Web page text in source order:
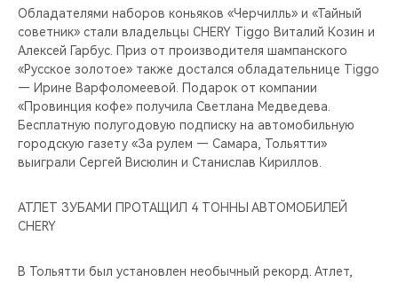
Обладателями наборов коньяков «Черчилль» и «Тайный
советник» стали владельцы CHERY Tiggo Виталий Козин и
Алексей Гарбус. Приз от производителя шампанского
«Русское золотое» также достался обладательнице Tiggo
— Ирине Варфоломеевой. Подарок от компании
«Провинция кофе» получила Светлана Медведева.
Бесплатную полугодовую подписку на автомобильную
городскую газету «За рулем — Самара, Тольятти»
выиграли Сергей Висюлин и Станислав Кириллов.
АТЛЕТ ЗУБАМИ ПРОТАЩИЛ 4 ТОННЫ АВТОМОБИЛЕЙ
CHERY
В Тольятти был установлен необычный рекорд. Атлет,